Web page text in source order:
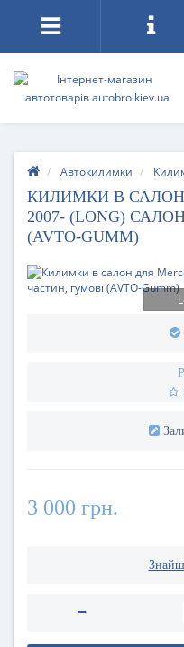
Автокилимки
КИЛИМКИ В САЛОН
2007- (LONG)
(AVTO-GUMM)
3 000 грн.